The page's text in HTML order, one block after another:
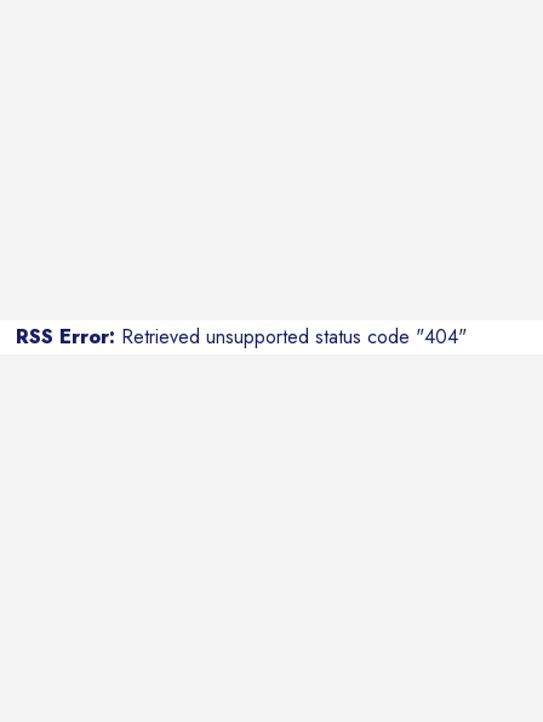
RSS Error: Retrieved unsupported status code "404"